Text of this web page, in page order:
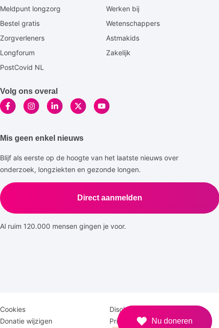
Meldpunt longzorg
Werken bij
Bestel gratis
Wetenschappers
Zorgverleners
Astmakids
Longforum
Zakelijk
PostCovid NL
Volg ons overal
Mis geen enkel nieuws
Blijf als eerste op de hoogte van het laatste nieuws over
onderzoek, longziekten en gezonde longen.
Direct aanmelden
Al ruim 120.000 mensen gingen je voor.
Disclaimer
menu
Cookies
Disclaimer
Donatie wijzigen
Privacy
Logomenu
Nu doneren